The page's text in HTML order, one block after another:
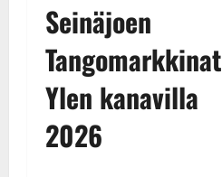
Seinäjoen
Tangomarkkinat
Ylen kanavilla
2026